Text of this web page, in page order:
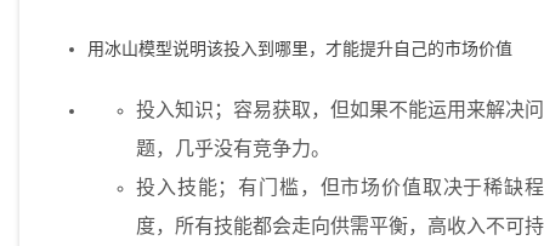
用冰山模型说明该投入到哪里，才能提升自己的市场价值
投入知识；容易获取，但如果不能运用来解决问
题，几乎没有竞争力。
投入技能；有门槛，但市场价值取决于稀缺程
度，所有技能都会走向供需平衡，高收入不可持